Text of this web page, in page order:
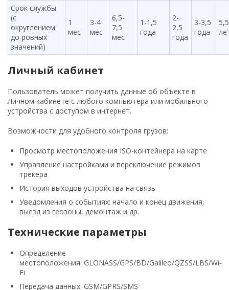
Срок службы
(с
округлением
до ровных
значений)
1
мес
3-4
мес
6,5-
7,5
мес
1-1,5
года
2-
2,5
года
3-3,5
года
Личный кабинет
Пользователь может получить данные об объекте в
Личном кабинете с любого компьютера или мобильного
устройства с доступом в интернет.
Возможности для удобного контроля грузов:
Просмотр местоположения ISO-контейнера на карте
Управление настройками и переключение режимов
трекера
История выходов устройства на связь
Уведомления о событиях: начало и конец движения,
выезд из геозоны, демонтаж и др.
Технические параметры
Определение
местоположения: GLONASS/GPS/BD/Galileo/QZSS/LBS/Wi-
Fi
Передача данных: GSM/GPRS/SMS